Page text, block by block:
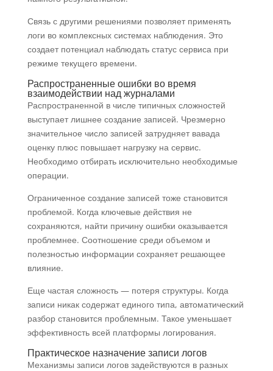
Связь с другими решениями позволяет применять
логи во комплексных системах наблюдения. Это
создает потенциал наблюдать статус сервиса при
режиме текущего времени.
Распространенные ошибки во время
взаимодействии над журналами
Распространенной в числе типичных сложностей
выступает лишнее создание записей. Чрезмерно
значительное число записей затрудняет вавада
оценку плюс повышает нагрузку на сервис.
Необходимо отбирать исключительно необходимые
операции.
Ограниченное создание записей тоже становится
проблемой. Когда ключевые действия не
сохраняются, найти причину ошибки оказывается
проблемнее. Соотношение среди объемом и
полезностью информации сохраняет решающее
влияние.
Еще частая сложность — потеря структуры. Когда
записи никак содержат единого типа, автоматический
разбор становится проблемным. Такое уменьшает
эффективность всей платформы логирования.
Практическое назначение записи логов
Механизмы записи логов задействуются в разных